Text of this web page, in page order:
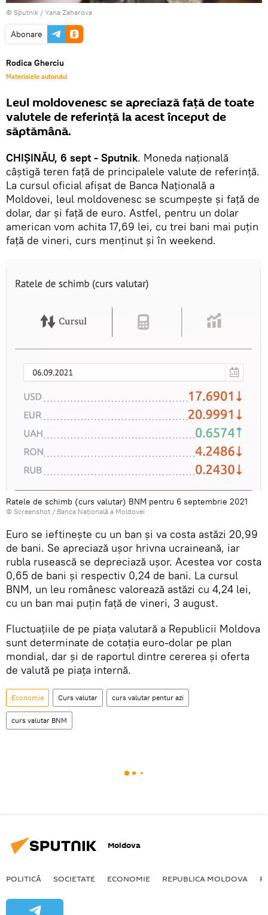
© Sputnik / Yana Zaharova
Abonare
Rodica Gherciu
Materialele autorului
Leul moldovenesc se apreciază față de toate
valutele de referință la acest început de
săptămână.
CHIȘINĂU, 6 sept - Sputnik. Moneda națională
câștigă teren față de principalele valute de referință.
La cursul oficial afișat de Banca Națională a
Moldovei, leul moldovenesc se scumpește și față de
dolar, dar și față de euro. Astfel, pentru un dolar
american vom achita 17,69 lei, cu trei bani mai puțin
față de vineri, curs menținut și în weekend.
Ratele de schimb (curs valutar) BNM pentru 6 septembrie 2021
© Screenshot / Banca Națională a Moldovei
Euro se ieftinește cu un ban și va costa astăzi 20,99
de bani. Se apreciază ușor hrivna ucraineană, iar
rubla rusească se depreciază ușor. Acestea vor costa
0,65 de bani și respectiv 0,24 de bani. La cursul
BNM, un leu românesc valorează astăzi cu 4,24 lei,
cu un ban mai puțin față de vineri, 3 august.
Fluctuațiile de pe piața valutară a Republicii Moldova
sunt determinate de cotația euro-dolar pe plan
mondial, dar și de raportul dintre cererea și oferta
de valută pe piața internă.
Economie Curs valutar curs valutar pentur azi
curs valutar BNM
Moldova
POLITICĂ SOCIETATE ECONOMIE REPUBLICA MOLDOVA